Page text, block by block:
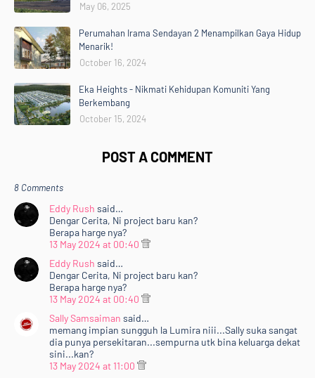
May 06, 2025
Perumahan Irama Sendayan 2 Menampilkan Gaya Hidup
Menarik!
October 16, 2024
Eka Heights - Nikmati Kehidupan Komuniti Yang
Berkembang
October 15, 2024
POST A COMMENT
8 Comments
Eddy Rush said…
Dengar Cerita, Ni project baru kan?
Berapa harge nya?
13 May 2024 at 00:40
Eddy Rush said…
Dengar Cerita, Ni project baru kan?
Berapa harge nya?
13 May 2024 at 00:40
Sally Samsaiman said…
memang impian sungguh la Lumira niii...Sally suka sangat
dia punya persekitaran...sempurna utk bina keluarga dekat
sini...kan?
13 May 2024 at 11:00